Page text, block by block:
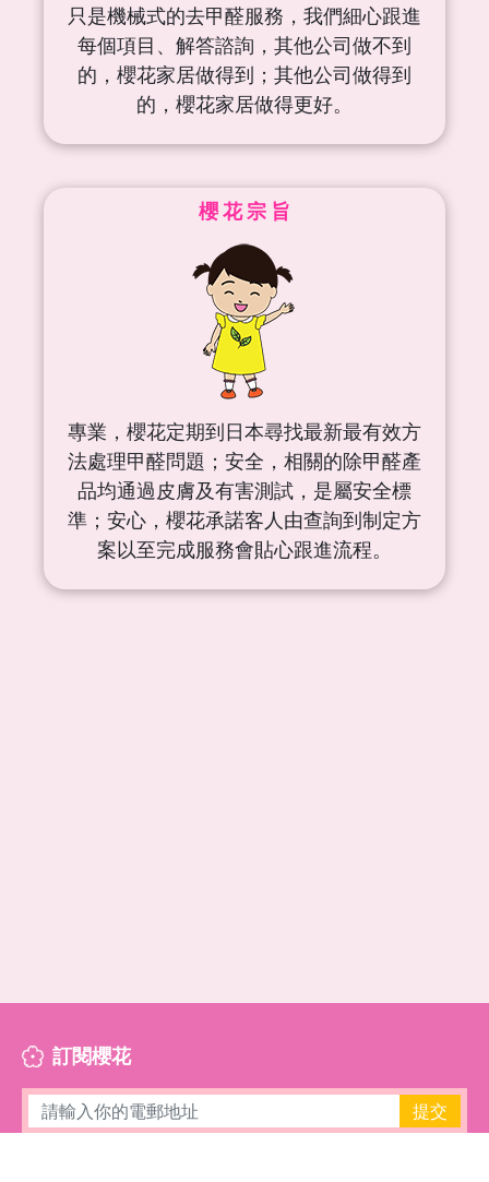
只是機械式的去甲醛服務，我們細心跟進
每個項目、解答諮詢，其他公司做不到
的，櫻花家居做得到；其他公司做得到
的，櫻花家居做得更好。
櫻 花 宗 旨
專業，櫻花定期到日本尋找最新最有效方
法處理甲醛問題；安全，相關的除甲醛產
品均通過皮膚及有害測試，是屬安全標
準；安心，櫻花承諾客人由查詢到制定方
案以至完成服務會貼心跟進流程。
訂閱櫻花
提交